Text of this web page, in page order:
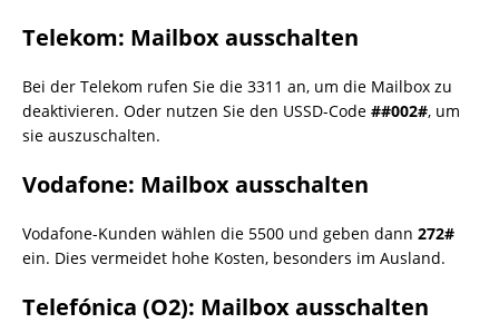
Telekom: Mailbox ausschalten
Bei der Telekom rufen Sie die 3311 an, um die Mailbox zu
deaktivieren. Oder nutzen Sie den USSD-Code ##002#, um
sie auszuschalten.
Vodafone: Mailbox ausschalten
Vodafone-Kunden wählen die 5500 und geben dann 272#
ein. Dies vermeidet hohe Kosten, besonders im Ausland.
Telefónica (O2): Mailbox ausschalten